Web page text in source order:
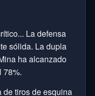
La defensa
sólida. La dupla
ha alcanzado
78%.
de tiros de esquina